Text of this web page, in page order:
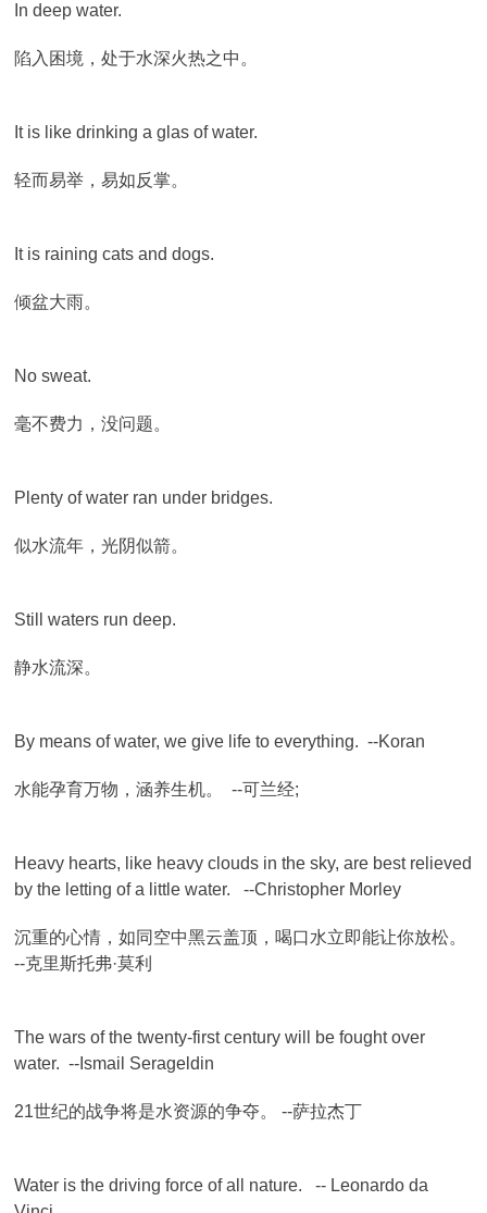
In deep water.
陷入困境，处于水深火热之中。
It is like drinking a glas of water.
轻而易举，易如反掌。
It is raining cats and dogs.
倾盆大雨。
No sweat.
毫不费力，没问题。
Plenty of water ran under bridges.
似水流年，光阴似箭。
Still waters run deep.
静水流深。
By means of water, we give life to everything. --Koran
水能孕育万物，涵养生机。 --可兰经;
Heavy hearts, like heavy clouds in the sky, are best relieved
by the letting of a little water. --Christopher Morley
沉重的心情，如同空中黑云盖顶，喝口水立即能让你放松。
--克里斯托弗·莫利
The wars of the twenty-first century will be fought over
water. --Ismail Serageldin
21世纪的战争将是水资源的争夺。 --萨拉杰丁
Water is the driving force of all nature. -- Leonardo da